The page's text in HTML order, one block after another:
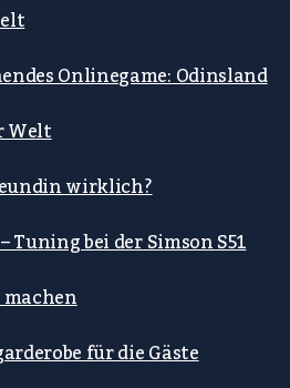
Onlinegame: Odinsland
Welt
wirklich?
bei der Simson S51
für die Gäste